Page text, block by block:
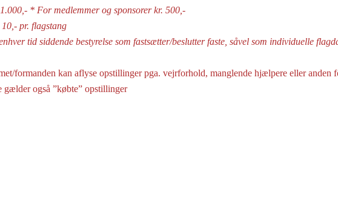
* For medlemmer og sponsorer kr. 500,-
pr. flagstang
tid siddende bestyrelse som fastsætter/beslutter faste, såvel som individuelle
formanden kan aflyse opstillinger pga. vejrforhold, manglende hjælpere eller anden
gælder også ”købte” opstillinger